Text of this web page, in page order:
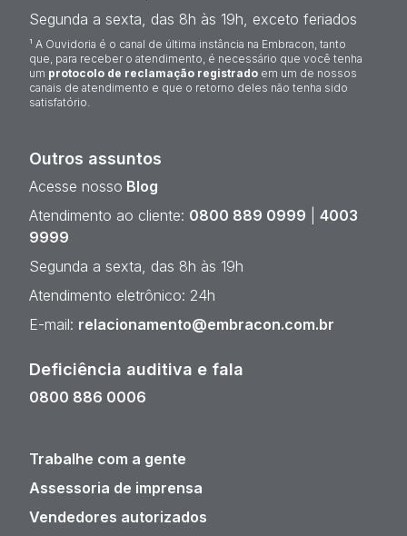
Segunda a sexta, das 8h às 19h, exceto feriados
¹ A Ouvidoria é o canal de última instância na Embracon, tanto
que, para receber o atendimento, é necessário que você tenha
um protocolo de reclamação registrado em um de nossos
canais de atendimento e que o retorno deles não tenha sido
satisfatório.
Outros assuntos
Acesse nosso Blog
Atendimento ao cliente: 0800 889 0999
4003
9999
Segunda a sexta, das 8h às 19h
Atendimento eletrônico: 24h
E-mail: relacionamento@embracon.com.br
Deficiência auditiva e fala
0800 886 0006
Trabalhe com a gente
Assessoria de imprensa
Vendedores autorizados